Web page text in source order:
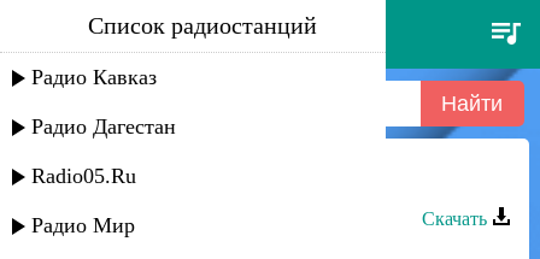
бахтавар - зови меня
Список радиостанций
Радио Кавказ
Радио Дагестан
Radio05.Ru
Радио Мир
Daga - Зови меня Дагой
Скачать